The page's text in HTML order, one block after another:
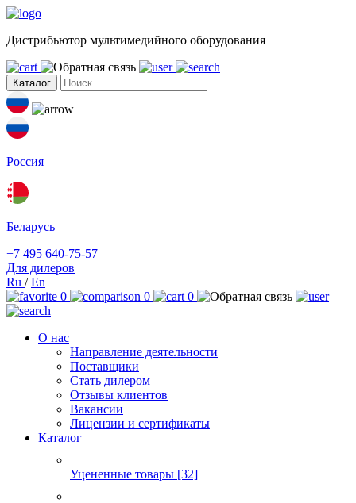
Дистрибьютор мультимедийного оборудования
Каталог
Россия
Беларусь
+7 495 640-75-57
Для дилеров
Ru /En
0
0 0
О нас
Направление деятельности
Поставщики
Стать дилером
Отзывы клиентов
Вакансии
Лицензии и сертификаты
Каталог
Уцененные товары [32]